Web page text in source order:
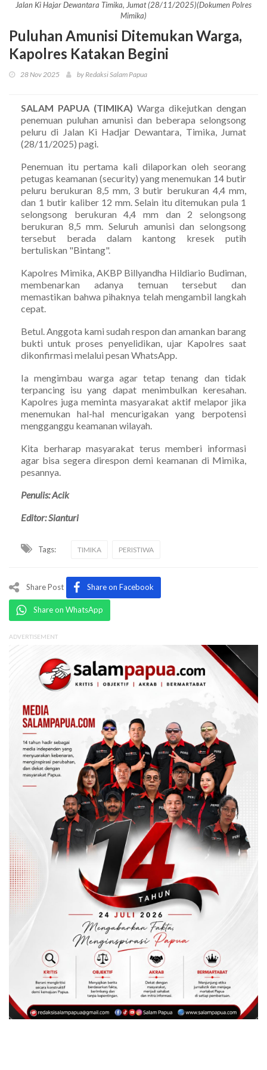
Jalan Ki Hajar Dewantara Timika, Jumat (28/11/2025)(Dokumen Polres
Mimika)
Puluhan Amunisi Ditemukan Warga,
Kapolres Katakan Begini
28 Nov 2025 by Redaksi Salam Papua
SALAM PAPUA (TIMIKA) Warga dikejutkan dengan
penemuan puluhan amunisi dan beberapa selongsong
peluru di Jalan Ki Hadjar Dewantara, Timika, Jumat
(28/11/2025) pagi.
Penemuan itu pertama kali dilaporkan oleh seorang
petugas keamanan (security) yang menemukan 14 butir
peluru berukuran 8,5 mm, 3 butir berukuran 4,4 mm,
dan 1 butir kaliber 12 mm. Selain itu ditemukan pula 1
selongsong berukuran 4,4 mm dan 2 selongsong
berukuran 8,5 mm. Seluruh amunisi dan selongsong
tersebut berada dalam kantong kresek putih
bertuliskan "Bintang".
Kapolres Mimika, AKBP Billyandha Hildiario Budiman,
membenarkan adanya temuan tersebut dan
memastikan bahwa pihaknya telah mengambil langkah
cepat.
Betul. Anggota kami sudah respon dan amankan barang
bukti untuk proses penyelidikan, ujar Kapolres saat
dikonfirmasi melalui pesan WhatsApp.
Ia mengimbau warga agar tetap tenang dan tidak
terpancing isu yang dapat menimbulkan keresahan.
Kapolres juga meminta masyarakat aktif melapor jika
menemukan hal-hal mencurigakan yang berpotensi
mengganggu keamanan wilayah.
Kita berharap masyarakat terus memberi informasi
agar bisa segera direspon demi keamanan di Mimika,
pesannya.
Penulis: Acik
Editor: Sianturi
Tags: TIMIKA PERISTIWA
Share Post Share on Facebook
Share on WhatsApp
ADVERTISEMENT